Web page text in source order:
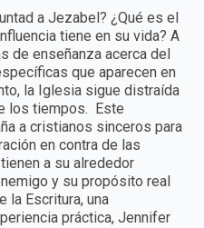
a Jezabel? ¿Qué es el
tiene en su vida? A
de enseñanza acerca del
que aparecen en
la Iglesia sigue distraída
los tiempos. Este
a cristianos sinceros para
en contra de las
a su alrededor
y su propósito real
la Escritura, una
práctica, Jennifer